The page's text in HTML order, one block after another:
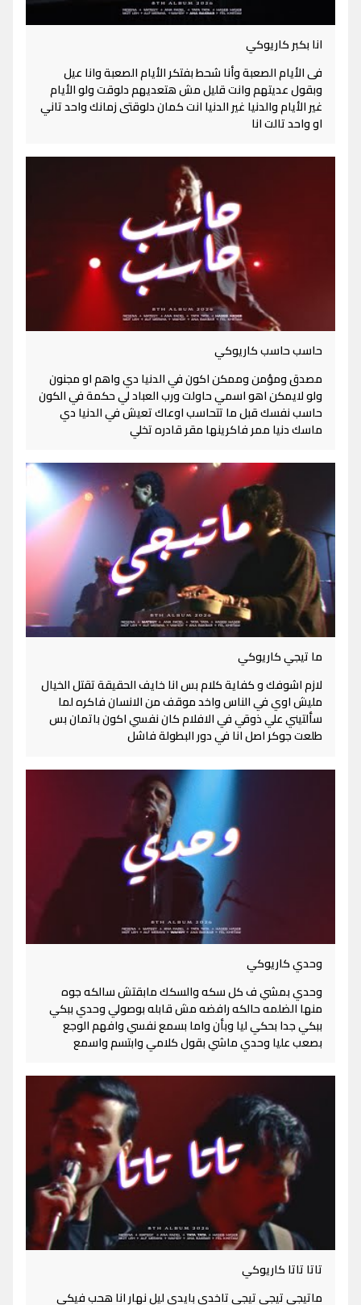
انا بكبر كاريوكي
فى الأيام الصعبة وأنا شحط بفتكر الأيام الصعبة وانا عيل
وبقول عديتهم وانت قليل مش هتعديهم دلوقت ولو الأيام
غير الأيام والدنيا غير الدنيا انت كمان دلوقتى زمانك واحد تاني
او واحد تالت انا
حاسب حاسب كاريوكي
مصدق ومؤمن وممكن اكون في الدنيا دي واهم او مجنون
ولو لايمكن اهو اسمي حاولت ورب العباد لي حكمة في الكون
حاسب نفسك قبل ما تتحاسب اوعاك تعيش في الدنيا دي
ماسك دنيا ممر فاكرينها مقر قادره تخلي
ما تيجي كاريوكي
لازم اشوفك و كفاية كلام بس انا خايف الحقيقة تقتل الخيال
مليش اوي في الناس واخد موقف من الانسان فاكره لما
سألتيني علي ذوقي في الافلام كان نفسي اكون باتمان بس
طلعت جوكر اصل انا في دور البطولة فاشل
وحدي كاريوكي
وحدي بمشي ف كل سكه والسكك مابقتش سالكه جوه
منها الضلمه حالكه رافضه مش قابله بوصولي وحدي ببكي
ببكي جدا بحكي ليا وبأن واما بسمع نفسي وافهم الوجع
بصعب عليا وحدي ماشي بقول كلامي وابتسم واسمع
تاتا تاتا كاريوكي
ماتيجي تيجي تيجي تاخدي بايدي ليل نهار انا هحب فيكي